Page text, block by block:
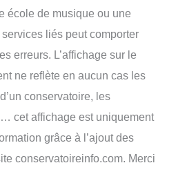
école de musique ou une
liés peut comporter
erreurs. L’affichage sur le
ne reflète en aucun cas les
conservatoire, les
cet affichage est uniquement
grâce à l’ajout des
conservatoireinfo.com. Merci